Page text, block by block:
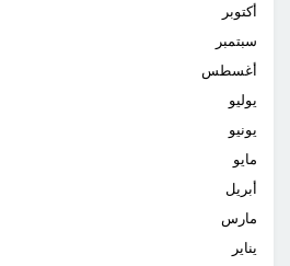
أكتوبر
سبتمبر
أغسطس
يوليو
يونيو
مايو
أبريل
مارس
يناير